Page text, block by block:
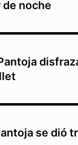
de noche
se dió